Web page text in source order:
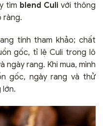
tìm blend Culi với thông
ràng.
tính tham khảo; chất
gốc, tỉ lệ Culi trong lô
ngày rang. Khi mua, mình
gốc, ngày rang và thử
lớn.